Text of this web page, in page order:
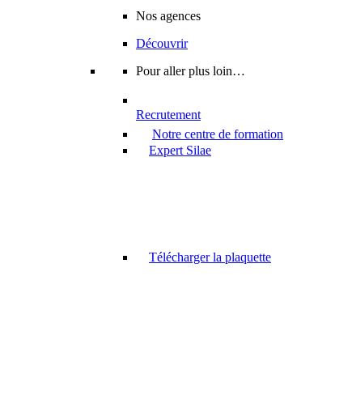
Nos agences
Découvrir
Pour aller plus loin…
Recrutement
Notre centre de formation
Expert Silae
Télécharger la plaquette